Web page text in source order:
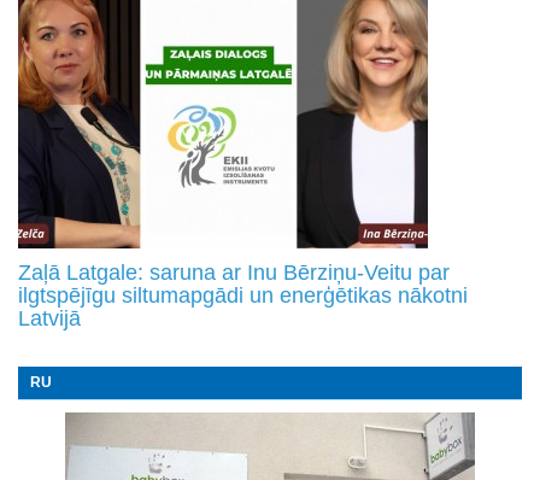
Zaļā Latgale: saruna ar Inu Bērziņu-Veitu par
ilgtspējīgu siltumapgādi un enerģētikas nākotni
Latvijā
RU